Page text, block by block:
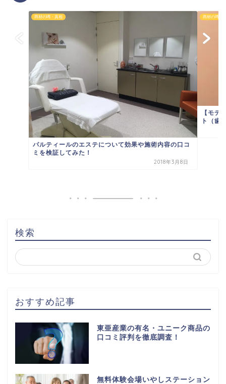
商材の噂・真相
パルティールのエステについて効果や施術内容の口コ
ミを検証してみた！
2018年3月8日
商材の噂・
【モデ
ト（歯
検索
おすすめ記事
東亜産業の有名・ユニーク商品の
口コミ評判を徹底調査！
無料体験会場いやしステーション